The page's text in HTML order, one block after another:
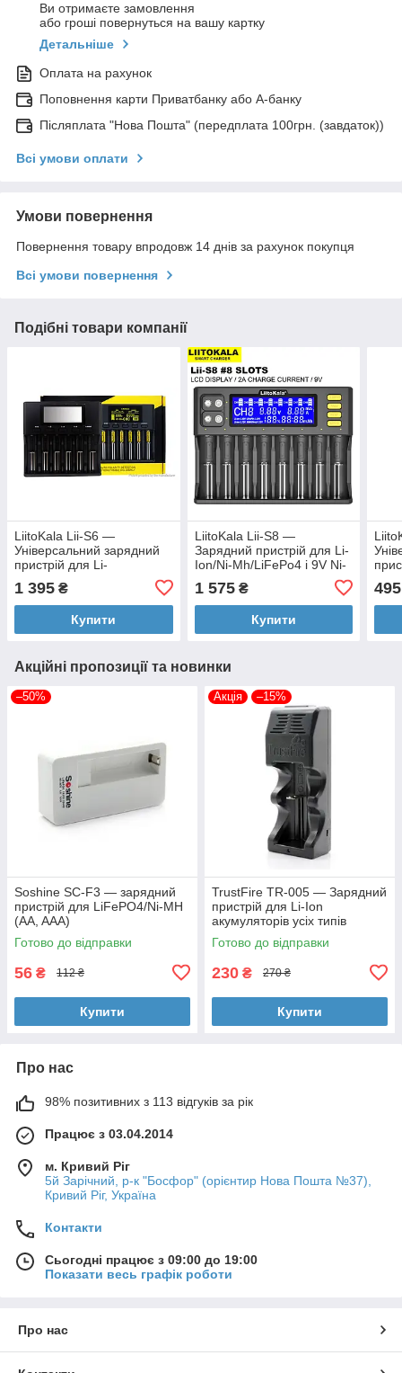
Ви отримаєте замовлення
або гроші повернуться на вашу картку
Детальніше
Оплата на рахунок
Поповнення карти Приватбанку або А-банку
Післяплата "Нова Пошта" (передплата 100грн. (завдаток))
Всі умови оплати
Умови повернення
Повернення товару впродовж 14 днів за рахунок покупця
Всі умови повернення
Подібні товари компанії
LiitoKala Lii-S6 —
Універсальний зарядний
пристрій для Li-
ion/LiFePO4/IMR/Ni-Mh/Ni-
Cd з дисплеєм
1 395 ₴
Купити
LiitoKala Lii-S8 —
Зарядний пристрій для Li-
Ion/Ni-Mh/LiFePo4 і 9V Ni-
Mh (крона) акумуляторів
1 575₴
Купити
1.5V
495
Акційні пропозиції та новинки
–50%
Soshine SC-F3 — зарядний
пристрій для LiFePO4/Ni-MH
(AA, AAA)
Готово до відправки
56 ₴ 112 ₴
Купити
Акція –15%
TrustFire TR-005 — Зарядний
пристрій для Li-Ion
акумуляторів усіх типів
(включно з 21700)
Готово до відправки
230 ₴ 270 ₴
Купити
Про нас
98% позитивних з 113 відгуків за рік
Працює з 03.04.2014
м. Кривий Ріг
5й Зарічний, р-к "Босфор" (орієнтир Нова Пошта №37),
Кривий Ріг, Україна
Контакти
Сьогодні працює з 09:00 до 19:00
Показати весь графік роботи
Про нас